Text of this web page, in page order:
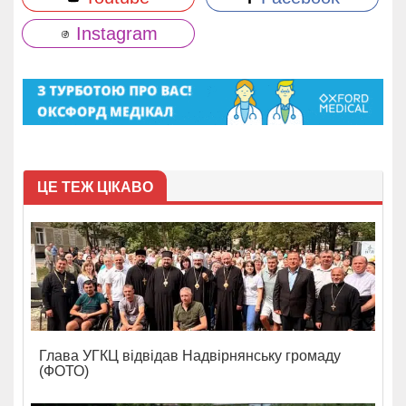
Instagram
ЦЕ ТЕЖ ЦІКАВО
Глава УГКЦ відвідав Надвірнянську громаду
(ФОТО)